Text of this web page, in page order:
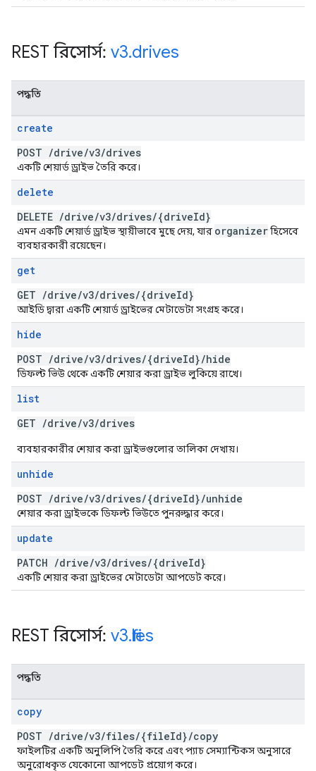
REST রিসোর্স: v3.drives
পদ্ধতি
create
POST /drive/v3/drives
একটি শেয়ার্ড ড্রাইভ তৈরি করে।
delete
DELETE /drive/v3/drives/{driveId}
এমন একটি শেয়ার্ড ড্রাইভ স্থায়ীভাবে মুছে দেয়, যার organizerহিসেবে
ব্যবহারকারী রয়েছেন।
get
GET /drive/v3/drives/{driveId}
আইডি দ্বারা একটি শেয়ার্ড ড্রাইভের মেটাডেটা সংগ্রহ করে।
hide
POST /drive/v3/drives/{driveId}/hide
ডিফল্ট ভিউ থেকে একটি শেয়ার করা ড্রাইভ লুকিয়ে রাখে।
list
GET /drive/v3/drives
ব্যবহারকারীর শেয়ার করা ড্রাইভগুলোর তালিকা দেখায়।
unhide
POST /drive/v3/drives/{driveId}/unhide
শেয়ার করা ড্রাইভকে ডিফল্ট ভিউতে পুনরুদ্ধার করে।
update
PATCH /drive/v3/drives/{driveId}
একটি শেয়ার করা ড্রাইভের মেটাডেটা আপডেট করে।
REST রিসোর্স: v3.files
পদ্ধতি
copy
POST /drive/v3/files/{fileId}/copy
ফাইলটির একটি অনুলিপি তৈরি করে এবং প্যাচ সেম্যান্টিকস অনুসারে
অনুরোধকৃত যেকোনো আপডেট প্রয়োগ করে।